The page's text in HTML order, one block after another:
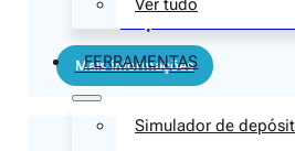
Ver tudo
FERRAMENTAS
Simulador de
Depósito TOP 3
Mais informações